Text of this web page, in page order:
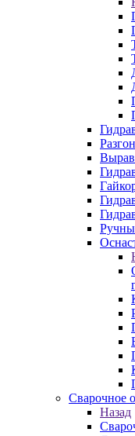
Сварочное
Назад